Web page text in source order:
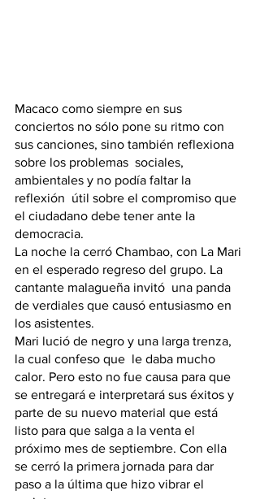
Macaco como siempre en sus
conciertos no sólo pone su ritmo con
sus canciones, sino también reflexiona
sobre los problemas  sociales,
ambientales y no podía faltar la
reflexión  útil sobre el compromiso que
el ciudadano debe tener ante la
democracia.
La noche la cerró Chambao, con La Mari
en el esperado regreso del grupo. La
cantante malagueña invitó  una panda
de verdiales que causó entusiasmo en
los asistentes.
Mari lució de negro y una larga trenza,
la cual confeso que  le daba mucho
calor. Pero esto no fue causa para que
se entregará e interpretará sus éxitos y
parte de su nuevo material que está
listo para que salga a la venta el
próximo mes de septiembre. Con ella
se cerró la primera jornada para dar
paso a la última que hizo vibrar el